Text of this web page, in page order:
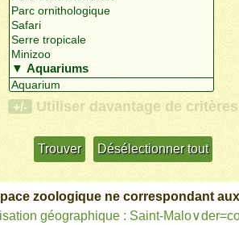
+/- Utiliser davantage de critères
zoologique ne correspondant
géographique : Saint-